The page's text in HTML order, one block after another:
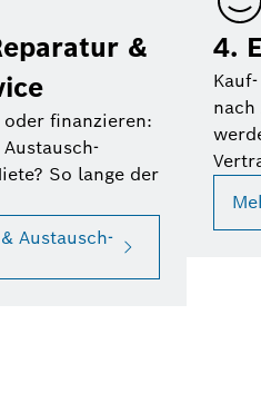
&
finanzieren:
So lange der
Austausch-
4.